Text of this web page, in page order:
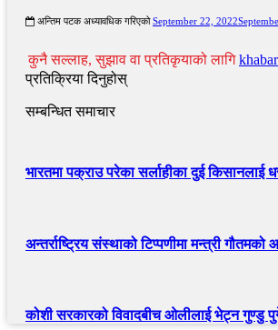
अन्तिम पटक अध्यावधिक गरिएको September 22, 2022
कुनै सल्लाह, सुझाव वा प्रतिकृयाको लागि
प्रतिक्रिया दिनुहोस्
सम्बन्धित समाचार
भारतमा पक्राउ परेका सर्लाहीका दुई किसानलाई
अन्तर्राष्ट्रिय संस्थाको टिप्पणीमा मन्त्री
कोशी सरकारको विवादबीच ओलीलाई भेट्न गुण्डु